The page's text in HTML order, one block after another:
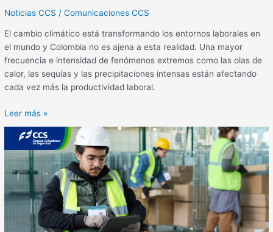
Noticias CCS /Comunicaciones CCS
El cambio climático está transformando los entornos laborales en
el mundo y Colombia no es ajena a esta realidad. Una mayor
frecuencia e intensidad de fenómenos extremos como las olas de
calor, las sequías y las precipitaciones intensas están afectando
cada vez más la productividad laboral.
Leer más »
Solo
de
cada
personas
discapacidad